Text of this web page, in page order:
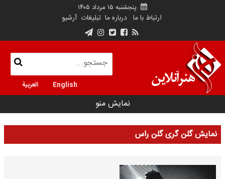
پنجشنبه ۱۵ مرداد ۱۴۰۵
ارتباط با ما درباره ما تبلیغات آرشیو
English العربية
نمایش منو
نمایش گلن گری گلن راس